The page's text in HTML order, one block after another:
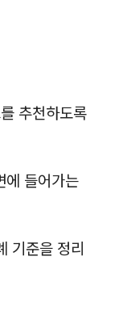
추천하도록
에 들어가는
기준을 정리